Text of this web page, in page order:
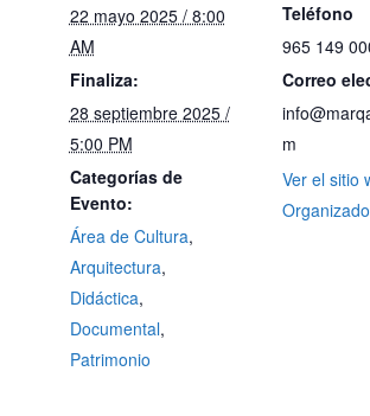
22 mayo 2025 / 8:00
AM
Finaliza:
28 septiembre 2025 /
5:00 PM
Categorías de
Evento:
Área de Cultura,
Arquitectura,
Didáctica,
Documental,
Patrimonio
Teléfono
965 149
Correo
m
Ver el sitio